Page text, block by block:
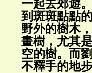
一起去郊遊
到斑斑點點
野外的樹木
畫樹，尤其
空的樹。而
不釋手的地步